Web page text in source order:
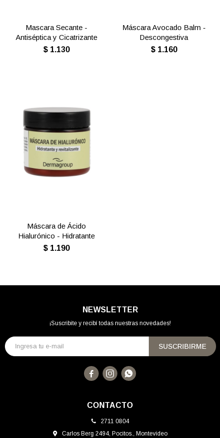
Mascara Secante -
Antiséptica y Cicatrizante
$ 1.130
Máscara Avocado Balm -
Descongestiva
$ 1.160
Máscara de Ácido
Hialurónico - Hidratante
$ 1.190
CONTACTO
2711 0804
Carlos Berg 2494, Pocitos., Montevideo
NEWSLETTER
¡Suscribite y recibí todas nuestras novedades!
SUSCRIBIRME
  